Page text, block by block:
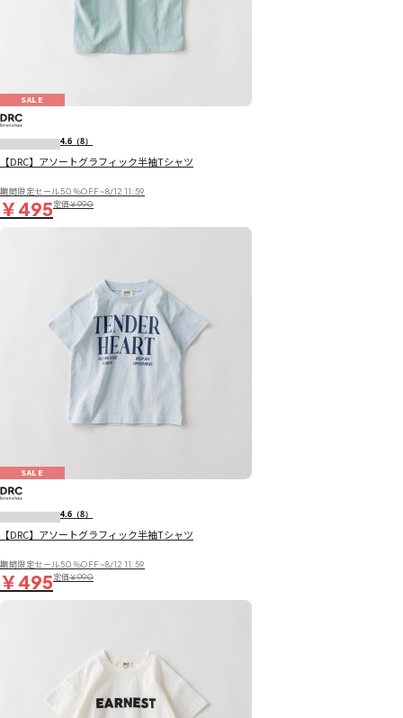
SALE
4.6 （8）
【DRC】アソートグラフィック半袖Tシャツ
期間限定セール50％OFF~8/12 11:59
￥495定価￥990
SALE
4.6 （8）
【DRC】アソートグラフィック半袖Tシャツ
期間限定セール50％OFF~8/12 11:59
￥495定価￥990